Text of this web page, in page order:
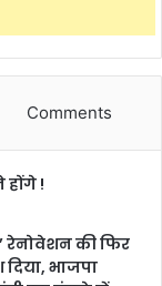
Comments
होंगे !
रेनोवेशन की फिर
भाजपा